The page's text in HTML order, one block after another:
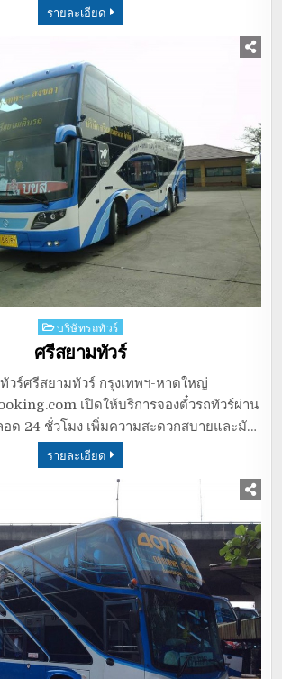
รายละเอียด
Posted
in
บริษัทรถทัวร์
ศรีสยามทัวร์
วร์ศรีสยามทัวร์ กรุงเทพฯ-หาดใหญ่
เปิดให้บริการจองตั๋วรถทัวร์ผ่าน
ด 24 ชั่วโมง เพิ่มความสะดวกสบายและมั…
รายละเอียด